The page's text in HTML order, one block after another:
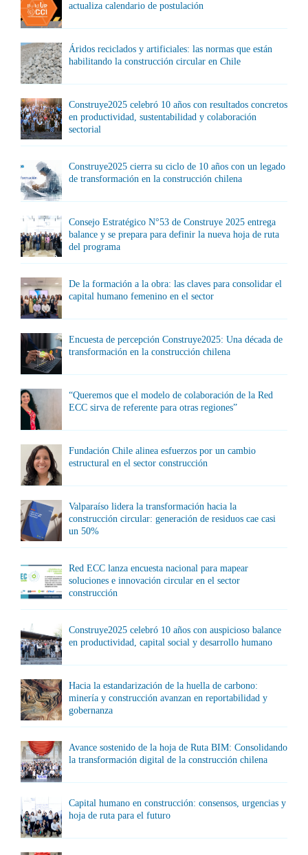
actualiza calendario de postulación
Áridos reciclados y artificiales: las normas que están
habilitando la construcción circular en Chile
Construye2025 celebró 10 años con resultados concretos
en productividad, sustentabilidad y colaboración
sectorial
Construye2025 cierra su ciclo de 10 años con un legado
de transformación en la construcción chilena
Consejo Estratégico N°53 de Construye 2025 entrega
balance y se prepara para definir la nueva hoja de ruta
del programa
De la formación a la obra: las claves para consolidar el
capital humano femenino en el sector
Encuesta de percepción Construye2025: Una década de
transformación en la construcción chilena
“Queremos que el modelo de colaboración de la Red
ECC sirva de referente para otras regiones”
Fundación Chile alinea esfuerzos por un cambio
estructural en el sector construcción
Valparaíso lidera la transformación hacia la
construcción circular: generación de residuos cae casi
un 50%
Red ECC lanza encuesta nacional para mapear
soluciones e innovación circular en el sector
construcción
Construye2025 celebró 10 años con auspicioso balance
en productividad, capital social y desarrollo humano
Hacia la estandarización de la huella de carbono:
minería y construcción avanzan en reportabilidad y
gobernanza
Avance sostenido de la hoja de Ruta BIM: Consolidando
la transformación digital de la construcción chilena
Capital humano en construcción: consensos, urgencias y
hoja de ruta para el futuro